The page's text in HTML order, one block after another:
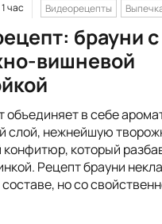
час Видеорецепты
брауни с
вишневой
объединяет в себе
слой, нежнейшую
который
Рецепт брауни
но со